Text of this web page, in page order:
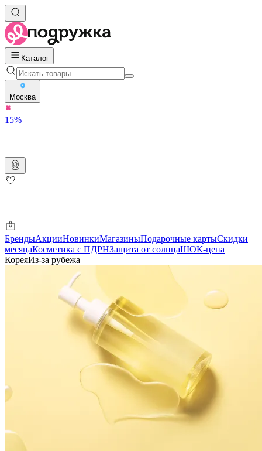
Каталог
Москва
15%
БрендыАкцииНовинкиМагазиныПодарочные картыСкидки
месяцаКосметика с ПДРНЗащита от солнцаШОК-цена
КореяИз-за рубежа